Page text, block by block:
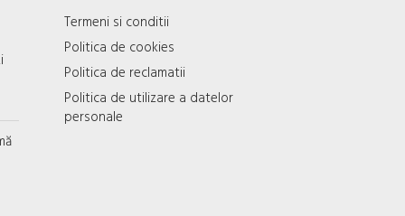
Termeni si conditii
Politica de cookies
Politica de reclamatii
Politica de utilizare a datelor
personale